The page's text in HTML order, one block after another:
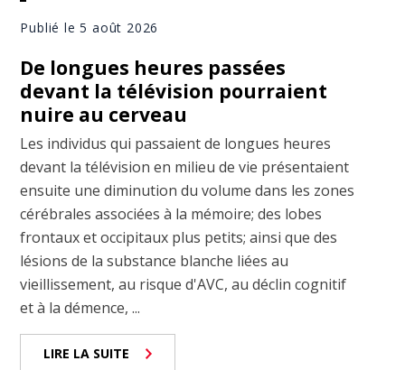
Publié le 5 août 2026
De longues heures passées
devant la télévision pourraient
nuire au cerveau
Les individus qui passaient de longues heures
devant la télévision en milieu de vie présentaient
ensuite une diminution du volume dans les zones
cérébrales associées à la mémoire; des lobes
frontaux et occipitaux plus petits; ainsi que des
lésions de la substance blanche liées au
vieillissement, au risque d'AVC, au déclin cognitif
et à la démence, ...
LIRE LA SUITE